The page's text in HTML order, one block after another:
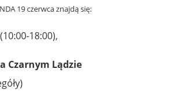
19 czerwca znajdą się:
18:00),
Czarnym Lądzie